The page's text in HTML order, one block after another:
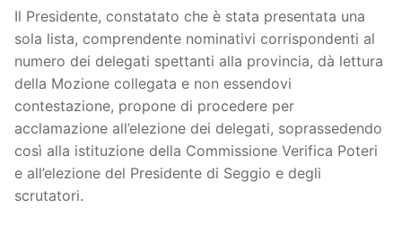
Il Presidente, constatato che è stata presentata una
sola lista, comprendente nominativi corrispondenti al
numero dei delegati spettanti alla provincia, dà lettura
della Mozione collegata e non essendovi
contestazione, propone di procedere per
acclamazione all’elezione dei delegati, soprassedendo
così alla istituzione della Commissione Verifica Poteri
e all’elezione del Presidente di Seggio e degli
scrutatori.